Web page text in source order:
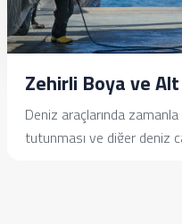
Zehirli Boya ve Alt
Deniz araçlarında
tutunması ve diğer deniz